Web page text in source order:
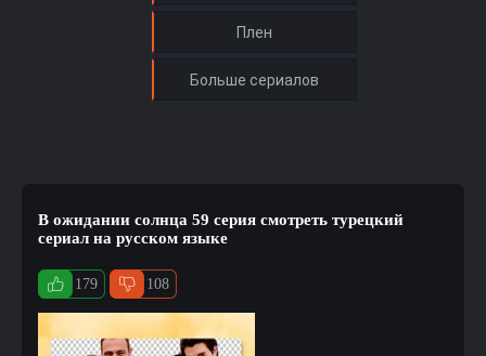
В ожидании солнца 59 серия смотреть турецкий
сериал на русском языке
179 108